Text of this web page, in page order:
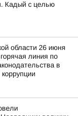
Кадый с целью
области 26 июня
линия по
в